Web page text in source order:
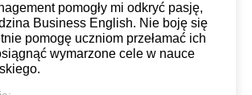
15:30
16:00
pomogły mi odkryć pasję,
Business English. Nie boję się
pomogę uczniom przełamać ich
wymarzone cele w nauce